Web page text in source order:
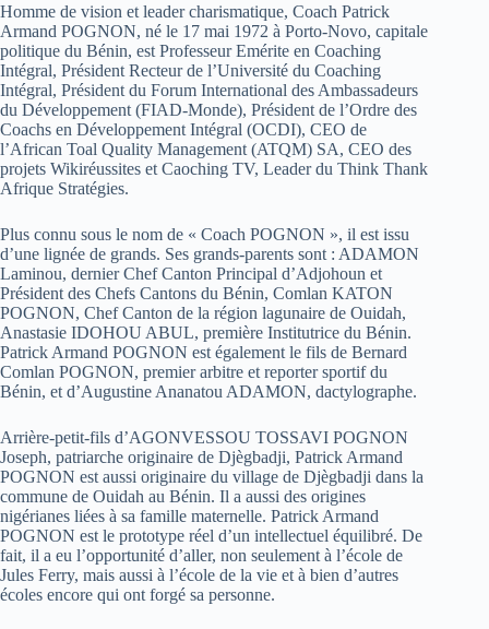
Homme de vision et leader charismatique, Coach Patrick
Armand POGNON, né le 17 mai 1972 à Porto-Novo, capitale
politique du Bénin, est Professeur Emérite en Coaching
Intégral, Président Recteur de l’Université du Coaching
Intégral, Président du Forum International des Ambassadeurs
du Développement (FIAD-Monde), Président de l’Ordre des
Coachs en Développement Intégral (OCDI), CEO de
l’African Toal Quality Management (ATQM) SA, CEO des
projets Wikiréussites et Caoching TV, Leader du Think Thank
Afrique Stratégies.
Plus connu sous le nom de « Coach POGNON », il est issu
d’une lignée de grands. Ses grands-parents sont : ADAMON
Laminou, dernier Chef Canton Principal d’Adjohoun et
Président des Chefs Cantons du Bénin, Comlan KATON
POGNON, Chef Canton de la région lagunaire de Ouidah,
Anastasie IDOHOU ABUL, première Institutrice du Bénin.
Patrick Armand POGNON est également le fils de Bernard
Comlan POGNON, premier arbitre et reporter sportif du
Bénin, et d’Augustine Ananatou ADAMON, dactylographe.
Arrière-petit-fils d’AGONVESSOU TOSSAVI POGNON
Joseph, patriarche originaire de Djègbadji, Patrick Armand
POGNON est aussi originaire du village de Djègbadji dans la
commune de Ouidah au Bénin. Il a aussi des origines
nigérianes liées à sa famille maternelle. Patrick Armand
POGNON est le prototype réel d’un intellectuel équilibré. De
fait, il a eu l’opportunité d’aller, non seulement à l’école de
Jules Ferry, mais aussi à l’école de la vie et à bien d’autres
écoles encore qui ont forgé sa personne.